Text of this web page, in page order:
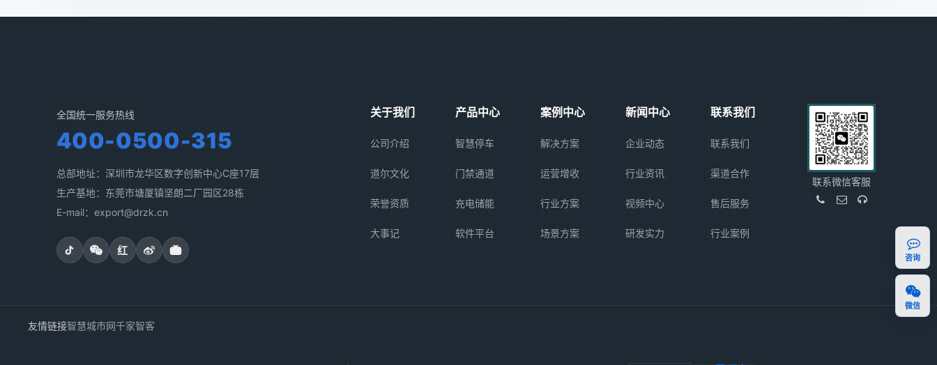
全国统一服务热线
400-0500-315
总部地址：深圳市龙华区数字创新中心C座17层
生产基地：东莞市塘厦镇坚朗二厂园区28栋
E-mail：export@drzk.cn
红
关于我们
公司介绍
道尔文化
荣誉资质
大事记
产品中心
智慧停车
门禁通道
充电储能
软件平台
案例中心
解决方案
运营增收
行业方案
场景方案
新闻中心
企业动态
行业资讯
视频中心
研发实力
联系我们
联系我们
渠道合作
售后服务
行业案例
联系微信客服
友情链接智慧城市网千家智客
咨询
微信